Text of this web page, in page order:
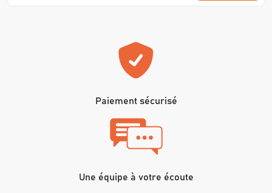
Paiement sécurisé
Une équipe à votre écoute